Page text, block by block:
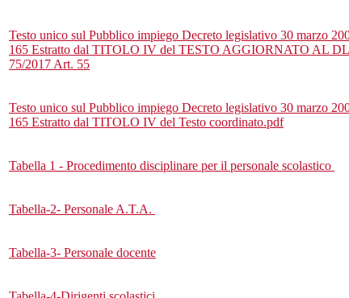
Testo unico sul Pubblico impiego Decreto legislativo 30 marzo
165 Estratto dal TITOLO IV del TESTO AGGIORNATO AL
75/2017 Art. 55
Testo unico sul Pubblico impiego Decreto legislativo 30 marzo
165 Estratto dal TITOLO IV del Testo coordinato.pdf
Tabella 1 - Procedimento disciplinare per il personale scolastico
Tabella-2- Personale A.T.A.
Tabella-3- Personale docente